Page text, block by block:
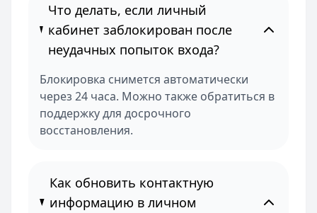
Что делать, если личный
кабинет заблокирован после
неудачных попыток входа?
Блокировка снимется автоматически
через 24 часа. Можно также обратиться в
поддержку для досрочного
восстановления.
Как обновить контактную
информацию в личном